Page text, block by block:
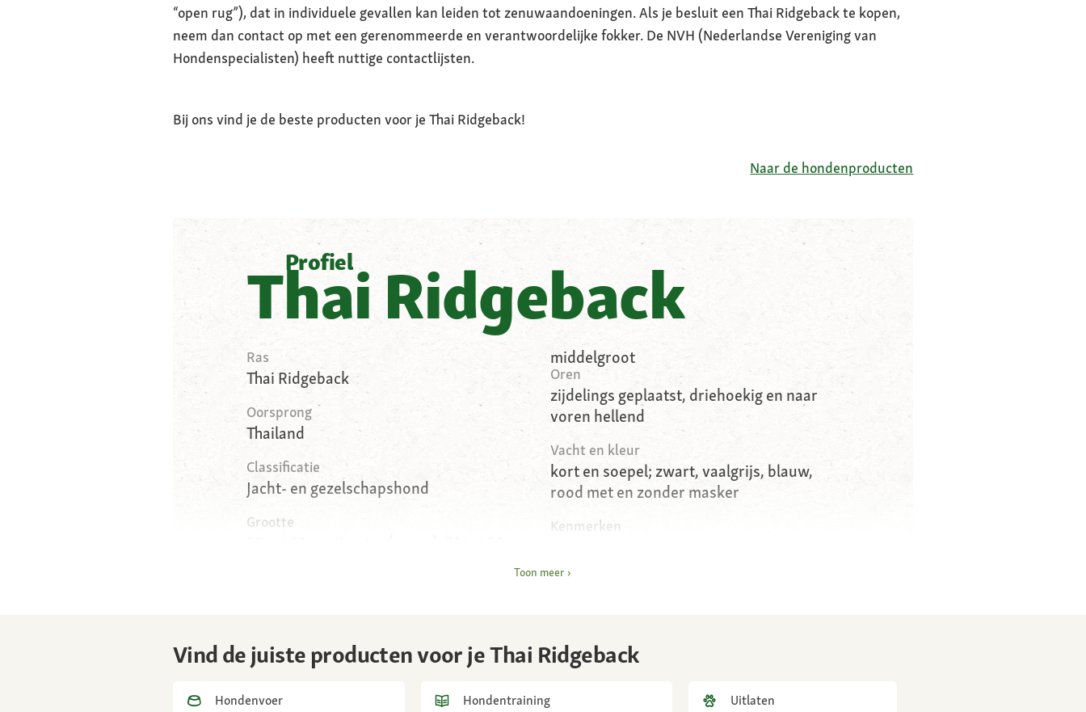
“open rug”), dat in individuele gevallen kan leiden tot zenuwaandoeningen. Als je besluit een Thai Ridgeback te kopen,
neem dan contact op met een gerenommeerde en verantwoordelijke fokker. De NVH (Nederlandse Vereniging van
Hondenspecialisten) heeft nuttige contactlijsten.
Bij ons vind je de beste producten voor je Thai Ridgeback!
Naar de hondenproducten
Profiel
Thai Ridgeback
Ras
Thai Ridgeback
Oorsprong
Thailand
Classificatie
Jacht- en gezelschapshond
Grootte
Anatomie
Afgeronde schedel met langwerpige snuit,
lange poten, enigszins rechthoekige
middelgroot
Oren
zijdelings geplaatst, driehoekig en naar
voren hellend
Vacht en kleur
kort en soepel; zwart, vaalgrijs, blauw,
rood met en zonder masker
Kenmerken
veerkrachtig
Verzorging
borstelen
Toon meer
Vind de juiste producten voor je Thai Ridgeback
Hondenvoer Hondentraining Uitlaten